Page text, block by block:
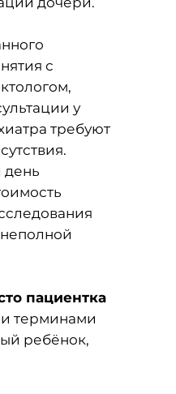
с
у
требуют
день
пациентка
терминами
ребёнок,